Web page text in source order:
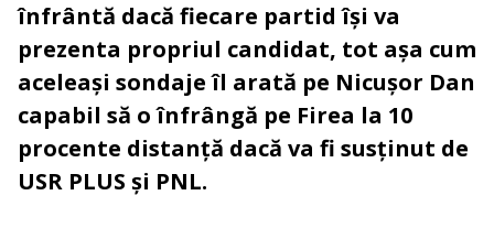
înfrântă dacă fiecare partid își va
prezenta propriul candidat, tot așa cum
aceleași sondaje îl arată pe Nicușor Dan
capabil să o înfrângă pe Firea la 10
procente distanță dacă va fi susținut de
USR PLUS și PNL.